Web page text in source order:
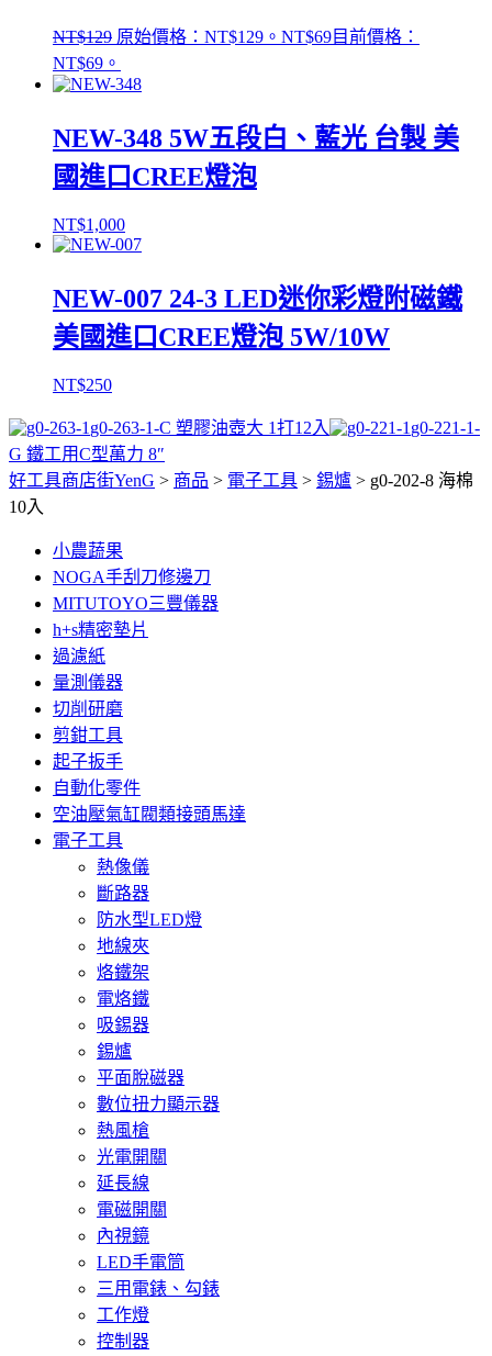
NT$129 原始價格：NT$129。 NT$69目前價格：
NT$69。
NEW-348 5W五段白、藍光 台製 美
國進口CREE燈泡
NT$1,000
NEW-007 24-3 LED迷你彩燈附磁鐵
美國進口CREE燈泡 5W/10W
NT$250
g0-263-1-C 塑膠油壺大 1打12入
g0-221-1-
G 鐵工用C型萬力 8″
好工具商店街YenG > 商品 > 電子工具 > 錫爐 > g0-202-8 海棉
10入
小農蔬果
NOGA手刮刀修邊刀
MITUTOYO三豐儀器
h+s精密墊片
過濾紙
量測儀器
切削研磨
剪鉗工具
起子扳手
自動化零件
空油壓氣缸閥類接頭馬達
電子工具
熱像儀
斷路器
防水型LED燈
地線夾
烙鐵架
電烙鐵
吸錫器
錫爐
平面脫磁器
數位扭力顯示器
熱風槍
光電開關
延長線
電磁開關
內視鏡
LED手電筒
三用電錶、勾錶
工作燈
控制器